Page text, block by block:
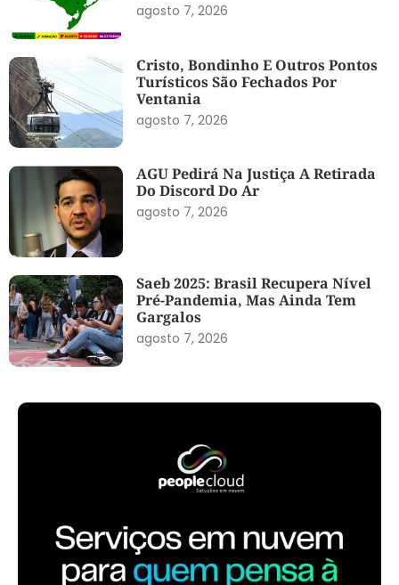
agosto 7, 2026
Cristo, Bondinho E Outros Pontos
Turísticos São Fechados Por
Ventania
agosto 7, 2026
AGU Pedirá Na Justiça A Retirada
Do Discord Do Ar
agosto 7, 2026
Saeb 2025: Brasil Recupera Nível
Pré-Pandemia, Mas Ainda Tem
Gargalos
agosto 7, 2026